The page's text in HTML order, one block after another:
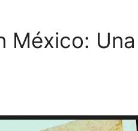
México: Una